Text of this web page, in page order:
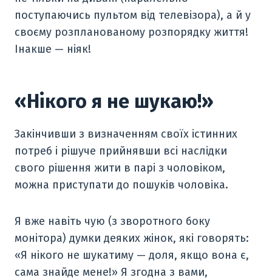
поступаючись пультом від телевізора), а й у
своєму розпланованому розпорядку життя!
Інакше — ніяк!
«Нікого я не шукаю!»
Закінчивши з визначенням своїх істинних
потреб і рішуче прийнявши всі наслідки
свого рішення жити в парі з чоловіком,
можна приступати до пошуків чоловіка.
Я вже навіть чую (з зворотного боку
монітора) думки деяких жінок, які говорять:
«Я нікого не шукатиму — доля, якщо вона є,
сама знайде мене!» Я згодна з вами,